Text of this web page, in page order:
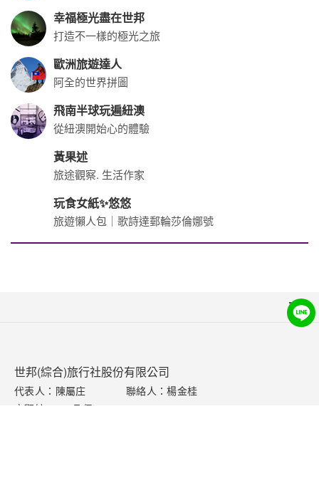
幸福極光盡在世邦
打造不一樣的極光之旅
歐洲旅遊達人
阿全的世界拼圖
飛南半球玩遍紐澳
從紐澳開始心的體驗
黃果述
旅途觀察. 生活作家
玩食女紙✨悠悠
旅遊懶人包｜歌詩達郵輪莎倫娜號
聯絡我們
世邦(綜合)旅行社股份有限公司
代表人：陳屬庄